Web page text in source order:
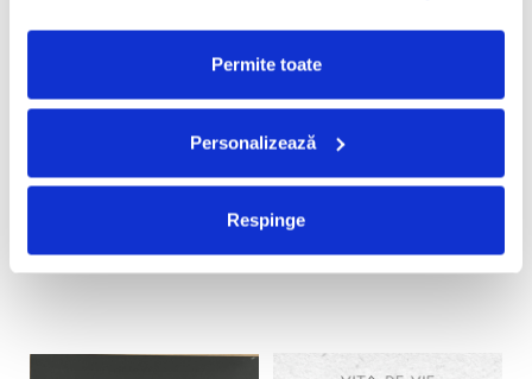
Permite toate
Personalizează
Respinge
ADAUGA IN COS
(DISC VINIL)
100,00 Lei
ADAUGA IN COS